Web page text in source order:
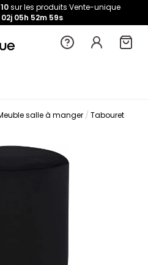
sur les produits Vente-unique
02j 05h 52m 59s
salle à manger Tabouret